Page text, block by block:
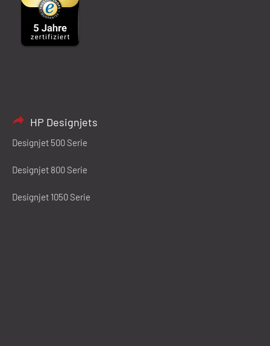
HP Designjets
Designjet 500 Serie
Designjet 800 Serie
Designjet 1050 Serie